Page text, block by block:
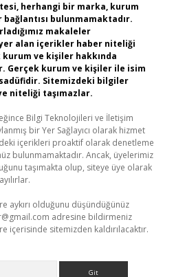
herhangi bir marka, kurum
bulunmamaktadır.
makaleler
alan içerikler haber niteliği
ve kişiler hakkında
Gerçek kurum ve kişiler ile isim
Sitemizdeki bilgiler
niteliği taşımazlar.
Bilgi Teknolojileri ve İletişim
bir Yer Sağlayıcı olarak hizmet
içerikleri proaktif olarak denetleme
bulunmamaktadır. Ancak, üyelerimiz
taşımakta olup, siteye üye olarak
aykırı olduğunu düşündüğünüz
adresine bildirmeniz
içerisinde sitemizden kaldırılacaktır.